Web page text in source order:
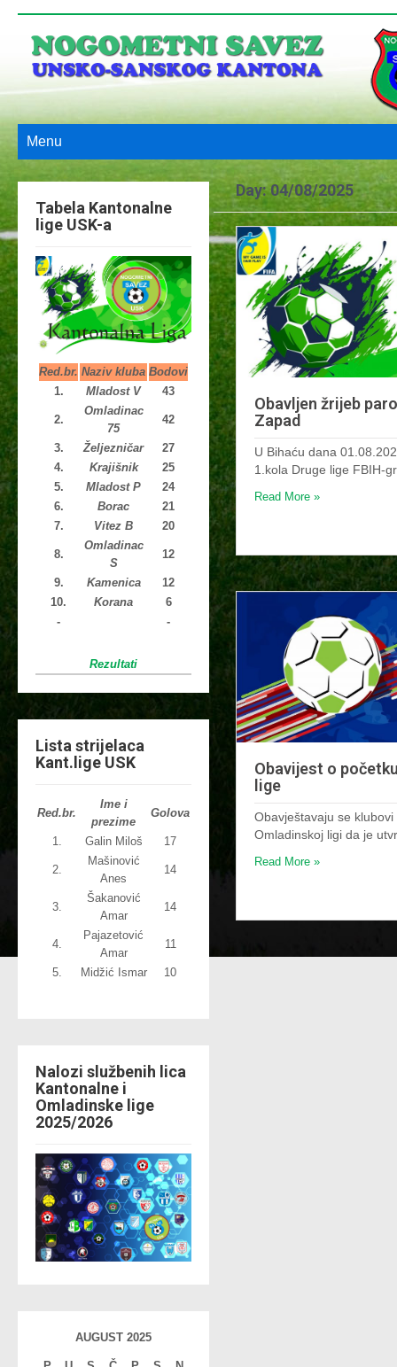
Menu
Tabela Kantonalne
lige USK-a
Red.br. Naziv kluba Bodovi
1.
Mladost V 43
2.
Omladinac
75
42
3. Željezničar
27
4.
Krajišnik
25
5.
Mladost P
24
6.
Borac
21
7.
Vitez B 20
8.
Omladinac
S
12
9. Kamenica
12
10.
Korana
6
-
-
Rezultati
Lista strijelaca
Kant.lige USK
Red.br.
Ime i
prezime
Golova
1. Galin Miloš 17
2.
Mašinović
Anes
14
3.
Šakanović
Amar
14
4.
Pajazetović
Amar
11
5. Midžić Ismar 10
Nalozi službenih lica
Kantonalne i
Omladinske lige
2025/2026
AUGUST 2025
Day:04/08/2025
Obavljen žrijeb
Zapad
U Bihaću dana
1.kola Druge lige FBIH-
Read More »
Obavijest o
lige
Obavještavaju se
Omladinskoj ligi da je
Read More »